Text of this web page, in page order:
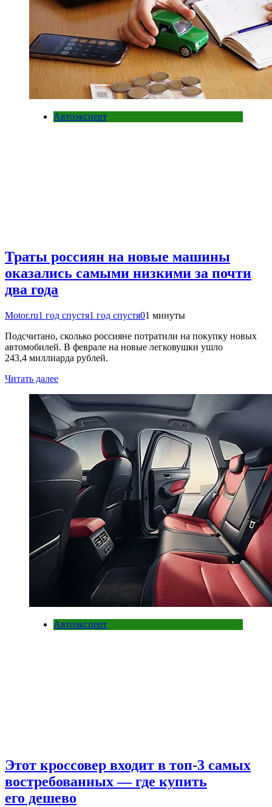
Автоэксперт
Траты россиян на новые машины
оказались самыми низкими за почти
два года
Motor.ru1 год спустя1 год спустя01 минуты
Подсчитано, сколько россияне потратили на покупку новых
автомобилей. В феврале на новые легковушки ушло
243,4 миллиарда рублей.
Читать далее
Автоэксперт
Этот кроссовер входит в топ-3 самых
востребованных — где купить
его дешево